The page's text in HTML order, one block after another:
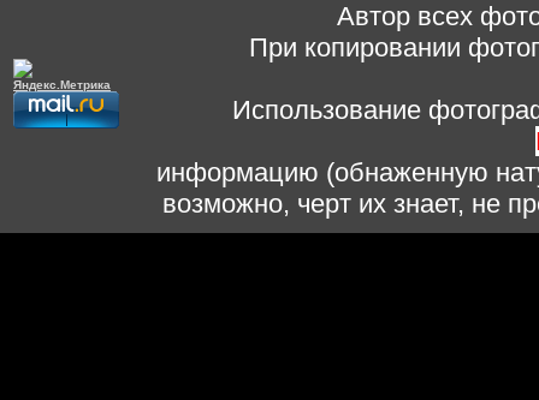
Автор всех
При копировании
Использование
информацию (обнаженную
возможно, черт их знает, не